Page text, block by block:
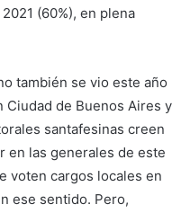
(60%), en plena
también se vio este año
de Buenos Aires y
santafesinas creen
en las generales de este
voten cargos locales en
ese sentido. Pero,